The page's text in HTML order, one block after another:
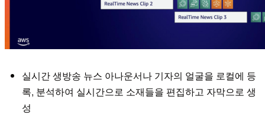
실시간 생방송 뉴스 아나운서나 기자의 얼굴을 로컬에 등
록, 분석하여 실시간으로 소재들을 편집하고 자막으로 생
성